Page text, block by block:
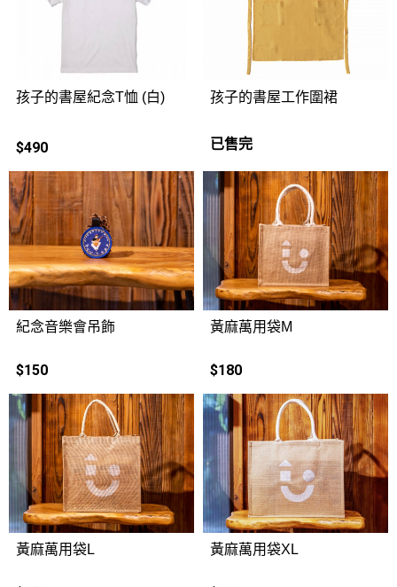
孩子的書屋紀念T恤 (白)
$490
孩子的書屋工作圍裙
已售完
紀念音樂會吊飾
$150
黃麻萬用袋M
$180
黃麻萬用袋L 黃麻萬用袋XL